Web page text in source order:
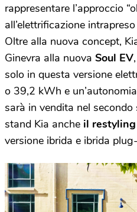
rappresentare l’approccio
all’elettrificazione
Oltre alla nuova concept,
Ginevra alla nuova Soul EV
solo in questa versione
o 39,2 kWh e
sarà in vendita nel secondo
stand Kia anche il
versione ibrida e ibrida